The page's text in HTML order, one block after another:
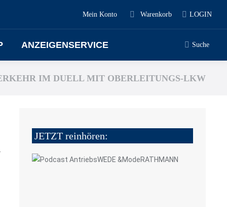
Mein Konto Warenkorb LOGIN
ANZEIGENSERVICE Suche
IM DUELL MIT OBERLEITUNGS-LKW
JETZT reinhören: